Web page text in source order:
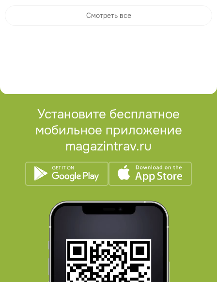
Смотреть все
Установите бесплатное
мобильное приложение
magazintrav.ru